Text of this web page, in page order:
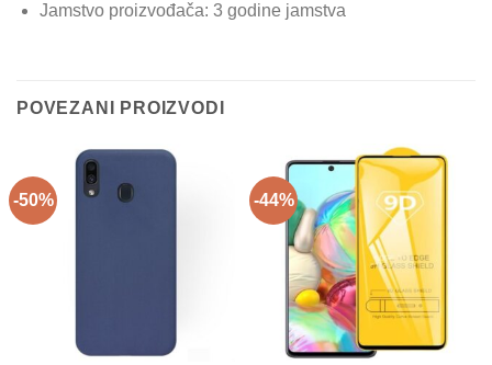
Jamstvo proizvođača: 3 godine jamstva
POVEZANI PROIZVODI
-50% -44%